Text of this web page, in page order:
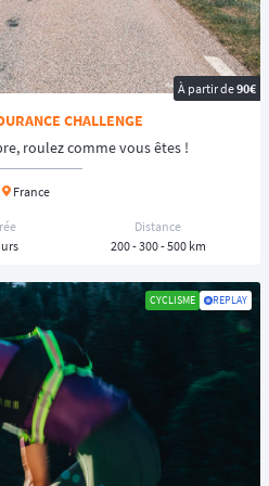
: La règle d'or de la plupart de
externe n'est autorisée. Vous devez
votre alimentation, vos réparations
Incontournables en
l'Hexagone à la force des mollets, voici
qui marquent lecalendrier
Mythe de la Traversée
comme l'épreuve reine de l'ultra-
de la célèbre RAAM américaine, elle
bout en bout.
jusqu'à l'épreuve reine de 2500
à la Côte d'Azur).
À partir de90€
CHALLENGE
roulez comme vous êtes !
France
Distance
200 - 300 - 500 km
CYCLISME REPLAY